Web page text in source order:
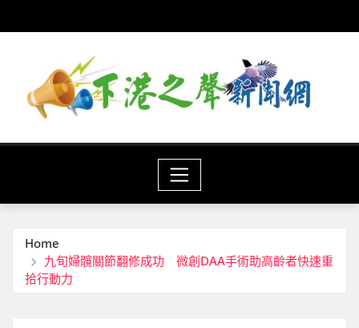
to
Home
九旬婦髖關節翻修成功 微創DAA手術助高齡者快速重
拾行動力